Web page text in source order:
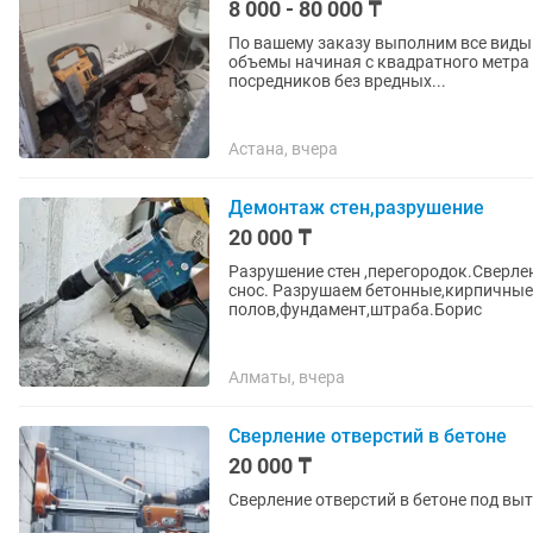
8 000 - 80 000 ₸
По вашему заказу выполним все виды демонтажных
объемы начиная с квадратного
посредников без вредных...
Астана, вчера
Демонтаж стен,разрушение
20 000 ₸
Разрушение стен
снос. Разрушаем
полов,фундамент,штраба.Борис
Алматы, вчера
Сверление отверстий в бетоне
20 000 ₸
Сверление отверстий в бетоне под